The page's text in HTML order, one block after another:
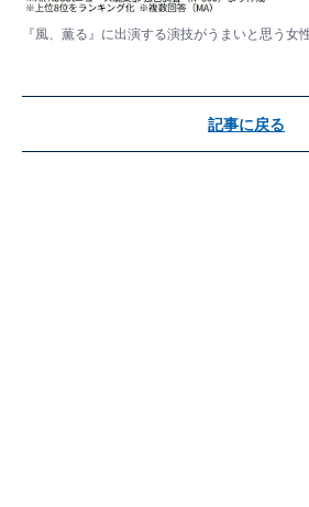
『風、薫る』に出演する演技がうまいと思う女
記事に戻る